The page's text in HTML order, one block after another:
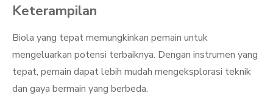
Keterampilan
Biola yang tepat memungkinkan pemain untuk
mengeluarkan potensi terbaiknya. Dengan instrumen yang
tepat, pemain dapat lebih mudah mengeksplorasi teknik
dan gaya bermain yang berbeda.